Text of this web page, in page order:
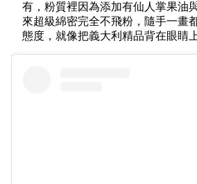
有，粉質裡因為添加有仙人掌果油
來超級綿密完全不飛粉，隨手一畫
態度，就像把義大利精品背在眼睛